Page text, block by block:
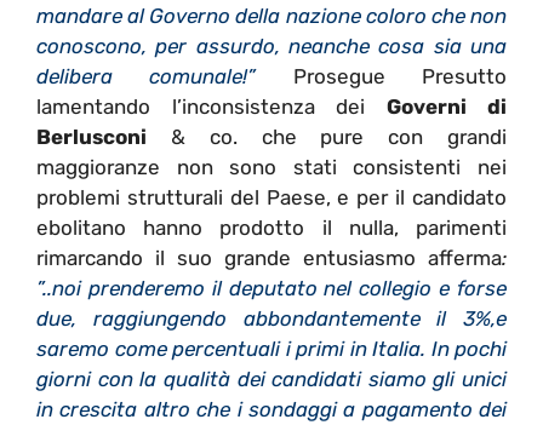
mandare al Governo della nazione coloro che non
conoscono, per assurdo, neanche cosa sia una
delibera comunale!” Prosegue Presutto
lamentando l’inconsistenza dei Governi di
Berlusconi & co. che pure con grandi
maggioranze non sono stati consistenti nei
problemi strutturali del Paese, e per il candidato
ebolitano hanno prodotto il nulla, parimenti
rimarcando il suo grande entusiasmo afferma:
”..noi prenderemo il deputato nel collegio e forse
due, raggiungendo abbondantemente il 3%,e
saremo come percentuali i primi in Italia. In pochi
giorni con la qualità dei candidati siamo gli unici
in crescita altro che i sondaggi a pagamento dei